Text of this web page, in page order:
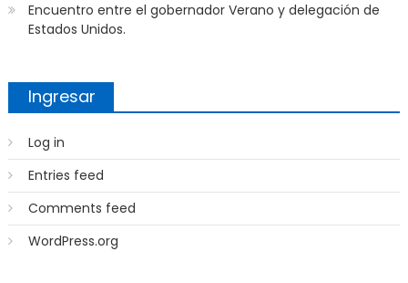
Encuentro entre el gobernador Verano y delegación de
Estados Unidos.
Ingresar
Log in
Entries feed
Comments feed
WordPress.org